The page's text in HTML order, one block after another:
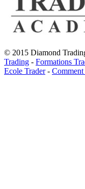
© 2015 Diamond
Trading - Formations
Ecole Trader-